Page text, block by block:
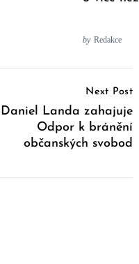
by Redakce
Next Post
Daniel Landa zahajuje
Odpor k bránění
občanských svobod